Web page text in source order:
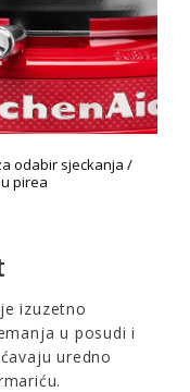
odabir sjeckanja /
pirea
izuzetno
u posudi i
uredno